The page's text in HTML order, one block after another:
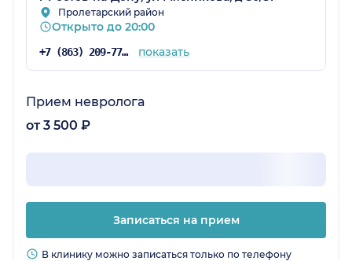
Пролетарский район
Открыто до 20:00
+7 (863) 209-77-68 показать
Прием невролога
от 3 500 ₽
Записаться на прием
В клинику можно записаться только по телефону